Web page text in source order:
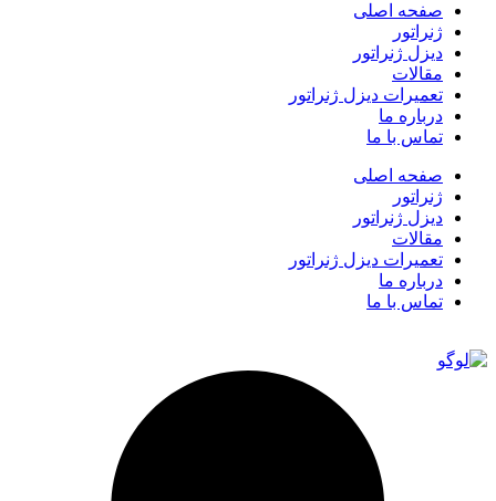
صفحه اصلی
ژنراتور
دیزل ژنراتور
مقالات
تعمیرات دیزل ژنراتور
درباره ما
تماس با ما
صفحه اصلی
ژنراتور
دیزل ژنراتور
مقالات
تعمیرات دیزل ژنراتور
درباره ما
تماس با ما